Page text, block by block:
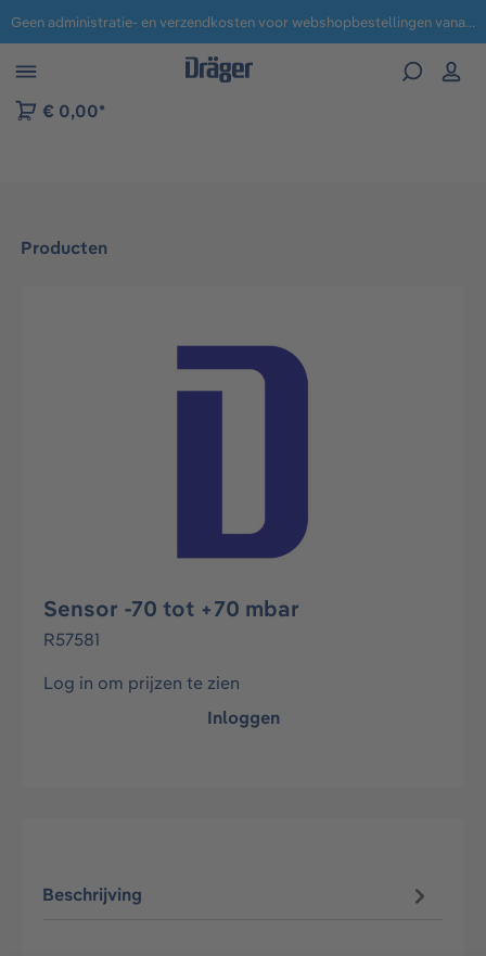
naar navigatie B2B-platform Geen administratie- en verzendkosten voor webshopbestellingen vanaf € 100,-.
€ 0,00*
Producten
Afbeeldingengalerij overslaan
Sensor -70 tot +70 mbar
R57581
Log in om prijzen te zien
Inloggen
Beschrijving